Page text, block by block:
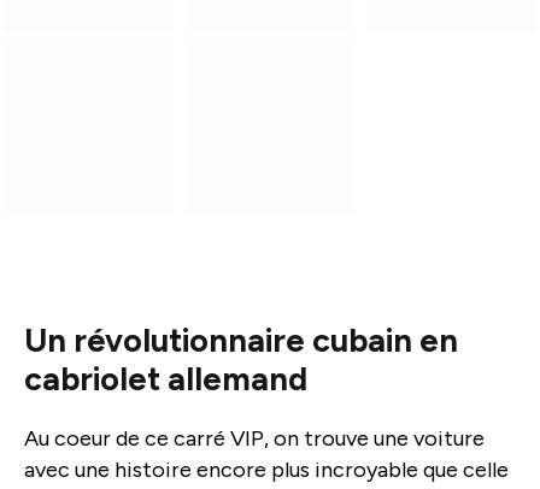
Un révolutionnaire cubain en
cabriolet allemand
Au coeur de ce carré VIP, on trouve une voiture
avec une histoire encore plus incroyable que celle